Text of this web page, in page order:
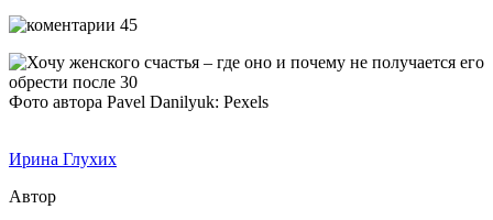
45
Фото автора Pavel Danilyuk: Pexels
Ирина Глухих
Автор